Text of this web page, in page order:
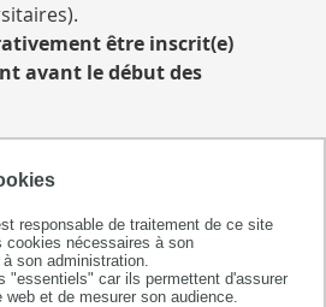
responsable de traitement de ce site
cookies nécessaires à son
son administration.
"essentiels" car ils permettent d'assurer
et de mesurer son audience.
être inscrit(e)
avant le début des